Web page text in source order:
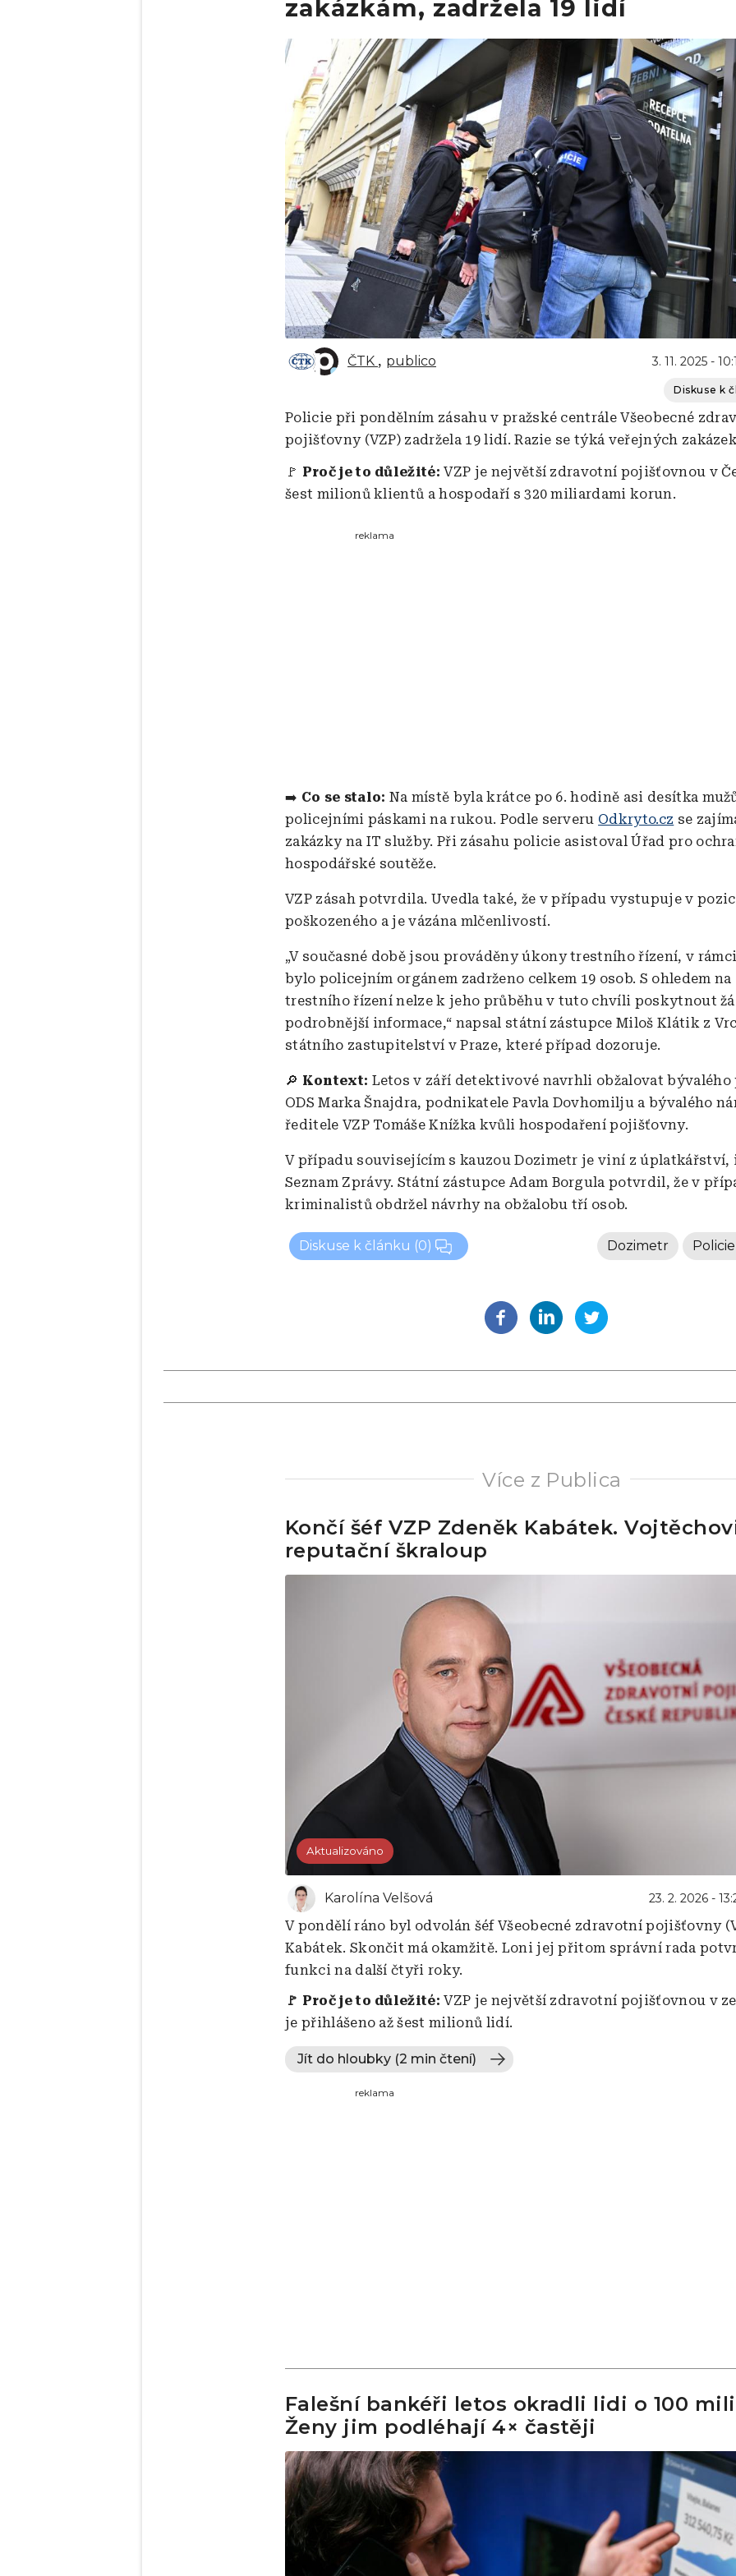
zakázkám, zadržela 19 lidí
Obrázek
ČTK publico 3. 11. 2025 -
Diskuse k
Policie při pondělním zásahu v pražské centrále Všeobecné
pojišťovny (VZP) zadržela 19 lidí. Razie se týká veřejných
🚩 Proč je to důležité: VZP je největší zdravotní pojišťovnou v
šest milionů klientů a hospodaří s 320 miliardami korun.
reklama
➡️ Co se stalo: Na místě byla krátce po 6. hodině asi desítka
policejními páskami na rukou. Podle serveru Odkryto.cz se
zakázky na IT služby. Při zásahu policie asistoval Úřad pro
hospodářské soutěže.
VZP zásah potvrdila. Uvedla také, že v případu vystupuje v
poškozeného a je vázána mlčenlivostí.
„V současné době jsou prováděny úkony trestního řízení, v
bylo policejním orgánem zadrženo celkem 19 osob. S ohledem
trestního řízení nelze k jeho průběhu v tuto chvíli poskytnout
podrobnější informace,“ napsal státní zástupce Miloš Klátik z
státního zastupitelství v Praze, které případ dozoruje.
🔎 Kontext: Letos v září detektivové navrhli obžalovat bývalého
ODS Marka Šnajdra, podnikatele Pavla Dovhomilju a bývalého
ředitele VZP Tomáše Knížka kvůli hospodaření pojišťovny.
V případu souvisejícím s kauzou Dozimetr je viní z úplatkářství,
Seznam Zprávy. Státní zástupce Adam Borgula potvrdil, že v
kriminalistů obdržel návrhy na obžalobu tří osob.
Diskuse k článku (0) Dozimetr
Více z Publica
Končí šéf VZP Zdeněk Kabátek.
reputační škraloup
Aktualizováno
Karolína Velšová 23. 2. 2026 -
V pondělí ráno byl odvolán šéf Všeobecné zdravotní pojišťovny
Kabátek. Skončit má okamžitě. Loni jej přitom správní rada
funkci na další čtyři roky.
🚩 Proč je to důležité: VZP je největší zdravotní pojišťovnou v
je přihlášeno až šest milionů lidí.
Jít do hloubky (2 min čtení)
reklama
Falešní bankéři letos okradli lidi o 100
Ženy jim podléhají 4× častěji